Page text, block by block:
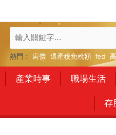
熱門： 房價 遺產稅免稅額 fed
產業時事 職場生活
存